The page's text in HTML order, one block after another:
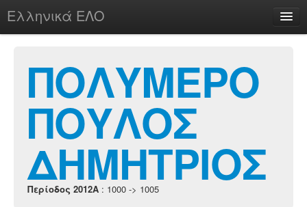
Ελληνικά ΕΛΟ
chesstu.be @ discord
Login
ΠΟΛΥΜΕΡΟ
ΠΟΥΛΟΣ
ΔΗΜΗΤΡΙΟΣ
Περίοδος 2012A : 1000 -> 1005